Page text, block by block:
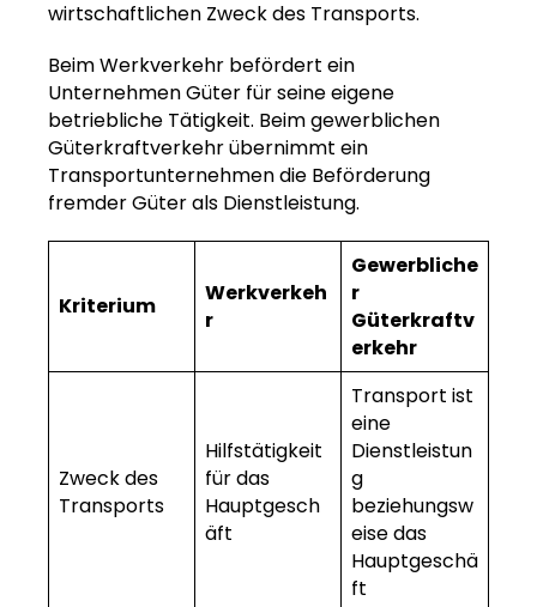
wirtschaftlichen Zweck des Transports.
Beim Werkverkehr befördert ein
Unternehmen Güter für seine eigene
betriebliche Tätigkeit. Beim gewerblichen
Güterkraftverkehr übernimmt ein
Transportunternehmen die Beförderung
fremder Güter als Dienstleistung.
Kriterium
Werkverkeh
r
Gewerbliche
r
Güterkraftv
erkehr
Zweck des
Transports
Hilfstätigkeit
für das
Hauptgesch
äft
Transport ist
eine
Dienstleistun
g
beziehungsw
eise das
Hauptgeschä
ft